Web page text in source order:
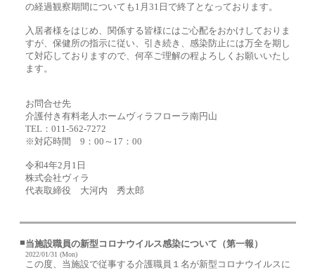
の経過観察期間についても1月31日で終了となっております。
入居者様をはじめ、関係する皆様にはご心配をおかけしておりま
すが、保健所の指示に従い、引き続き、感染防止には万全を期し
て対応しておりますので、何卒ご理解の程よろしくお願いいたし
ます。
お問合せ先
介護付き有料老人ホームヴィラフローラ南円山
TEL：011-562-7272
※対応時間 9：00～17：00
令和4年2月1日
株式会社ヴィラ
代表取締役 大河内 秀太郎
■当施設職員の新型コロナウイルス感染について（第一報）
2022/01/31 (Mon)
この度、当施設で従事する介護職員１名が新型コロナウイルスに